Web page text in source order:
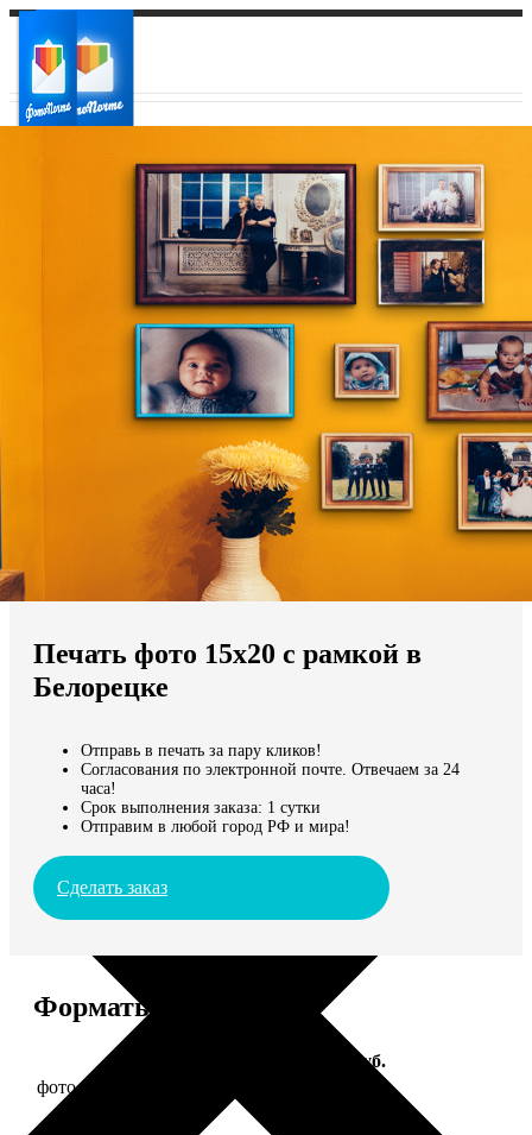
Ваш регион доставки
Выберите из списка:
Мы доставляем по всему миру
Продолжить без города
Печать фото 15х20 с рамкой в
Белорецке
Отправь в печать за пару кликов!
Согласования по электронной почте. Отвечаем за 24
часа!
Срок выполнения заказа: 1 сутки
Отправим в любой город РФ и мира!
Сделать заказ
Форматы и цены
Цена, руб.
фото 15х20 в деревянной рамке